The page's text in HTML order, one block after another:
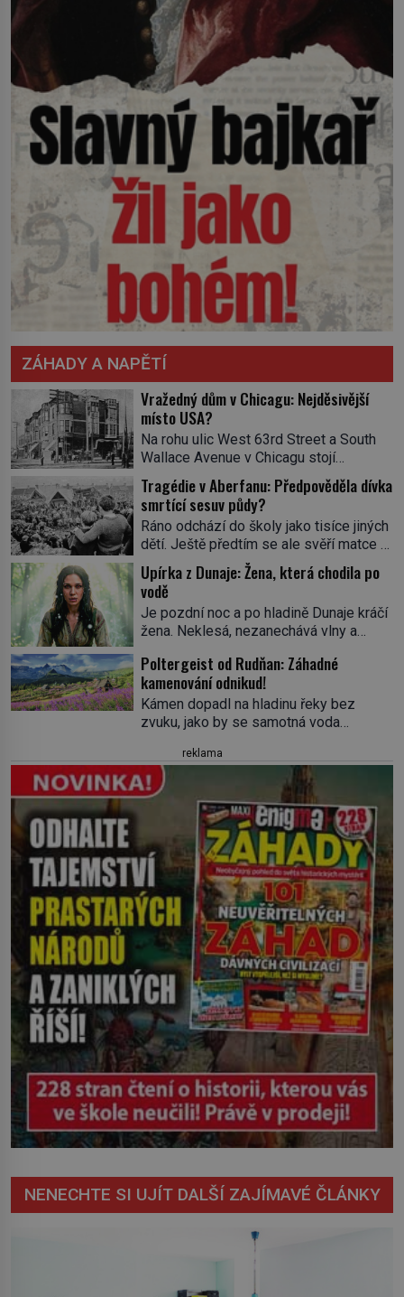
ZÁHADY A NAPĚTÍ
Vražedný dům v Chicagu: Nejděsivější
místo USA?
Na rohu ulic West 63rd Street a South
Wallace Avenue v Chicagu stojí
nenápadná pošta. Nemá žádný speciální
nápis ani pamětní desku. A přesto prý
místní zaměstnanci neradi chodí do
sklepa. Právě tady totiž sídlil sériový
vrah H. H. Holmes a také
nejpropracovanější past na lidi
v dějinách americké kriminalistiky.
Herman Webster Mudgett (1861–1896)
přijíždí […]
Tragédie v Aberfanu: Předpověděla dívka
smrtící sesuv půdy?
Ráno odchází do školy jako tisíce jiných
dětí. Ještě předtím se ale svěří matce s
podivným snem. Ve škole, kterou dobře
zná, tentokrát nevidí budovu ani
spolužáky. Místo nich se před ní tyčí
cosi temného. O několik hodin později je
mrtvá. Mohla devítiletá Zahlédla vlastní
vesnice Aberfan […]
Upírka z Dunaje: Žena, která chodila po
vodě
Je pozdní noc a po hladině Dunaje kráčí
žena. Neklesá, nezanechává vlny a
pod ní byla dlažbou. Muž, který ji z
břehu pozoruje, ji údajně poznává, jenže
Ruža Vlajna má být v tu chvíli mrtvá celé
století. Vesnice Kisiljevo v
nevyřízené účty. […]
Poltergeist od Rudňan: Záhadné
kamenování odnikud!
Kámen dopadl na hladinu řeky bez
zvuku, jako by se samotná voda
bolestně strhl ruku, ale další úder ho
zasáhl dříve, než si vůbec uvědomil
pohyb: tiše, nelidsky přesně. „Odkud…?“
zachrčel starší student, ale v houštině
na břehu nebyl nikdo, kdo by po nich
mohl cokoliv házet. A když se […]
reklama
NENECHTE SI UJÍT DALŠÍ ZAJÍMAVÉ ČLÁNKY